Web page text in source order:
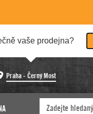
vaše prodejna?
Praha - Černý Most